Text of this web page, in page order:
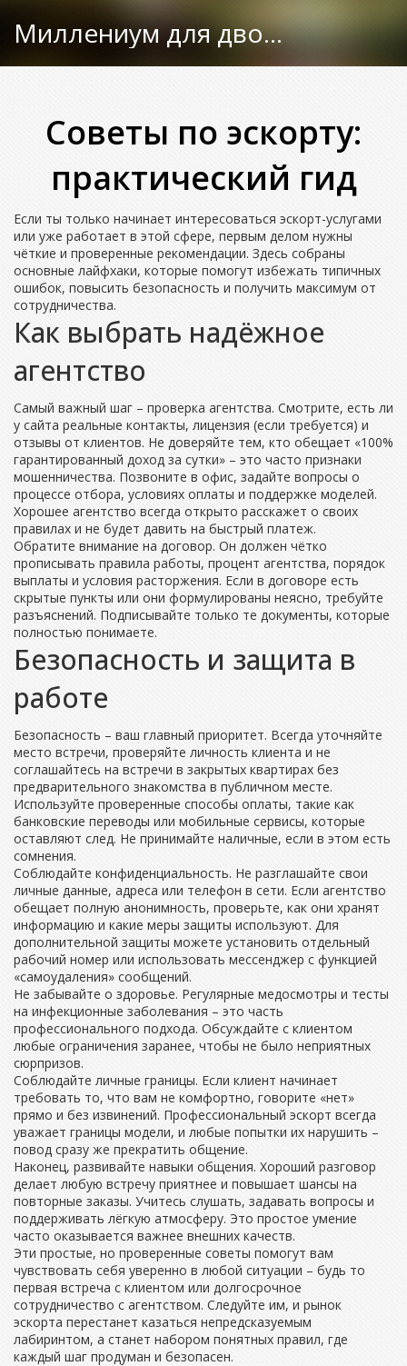
Миллениум для двоих
Советы по эскорту:
практический гид
Если ты только начинает интересоваться эскорт-услугами
или уже работает в этой сфере, первым делом нужны
чёткие и проверенные рекомендации. Здесь собраны
основные лайфхаки, которые помогут избежать типичных
ошибок, повысить безопасность и получить максимум от
сотрудничества.
Как выбрать надёжное
агентство
Самый важный шаг – проверка агентства. Смотрите, есть ли
у сайта реальные контакты, лицензия (если требуется) и
отзывы от клиентов. Не доверяйте тем, кто обещает «100%
гарантированный доход за сутки» – это часто признаки
мошенничества. Позвоните в офис, задайте вопросы о
процессе отбора, условиях оплаты и поддержке моделей.
Хорошее агентство всегда открыто расскажет о своих
правилах и не будет давить на быстрый платеж.
Обратите внимание на договор. Он должен чётко
прописывать правила работы, процент агентства, порядок
выплаты и условия расторжения. Если в договоре есть
скрытые пункты или они формулированы неясно, требуйте
разъяснений. Подписывайте только те документы, которые
полностью понимаете.
Безопасность и защита в
работе
Безопасность – ваш главный приоритет. Всегда уточняйте
место встречи, проверяйте личность клиента и не
соглашайтесь на встречи в закрытых квартирах без
предварительного знакомства в публичном месте.
Используйте проверенные способы оплаты, такие как
банковские переводы или мобильные сервисы, которые
оставляют след. Не принимайте наличные, если в этом есть
сомнения.
Соблюдайте конфиденциальность. Не разглашайте свои
личные данные, адреса или телефон в сети. Если агентство
обещает полную анонимность, проверьте, как они хранят
информацию и какие меры защиты используют. Для
дополнительной защиты можете установить отдельный
рабочий номер или использовать мессенджер с функцией
«самоудаления» сообщений.
Не забывайте о здоровье. Регулярные медосмотры и тесты
на инфекционные заболевания – это часть
профессионального подхода. Обсуждайте с клиентом
любые ограничения заранее, чтобы не было неприятных
сюрпризов.
Соблюдайте личные границы. Если клиент начинает
требовать то, что вам не комфортно, говорите «нет»
прямо и без извинений. Профессиональный эскорт всегда
уважает границы модели, и любые попытки их нарушить –
повод сразу же прекратить общение.
Наконец, развивайте навыки общения. Хороший разговор
делает любую встречу приятнее и повышает шансы на
повторные заказы. Учитесь слушать, задавать вопросы и
поддерживать лёгкую атмосферу. Это простое умение
часто оказывается важнее внешних качеств.
Эти простые, но проверенные советы помогут вам
чувствовать себя уверенно в любой ситуации – будь то
первая встреча с клиентом или долгосрочное
сотрудничество с агентством. Следуйте им, и рынок
эскорта перестанет казаться непредсказуемым
лабиринтом, а станет набором понятных правил, где
каждый шаг продуман и безопасен.